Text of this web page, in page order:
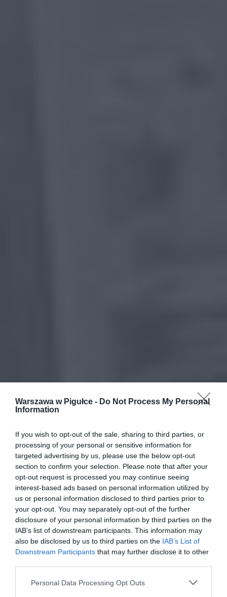
Warszawa w Pigułce - Do Not Process My Personal
Information
If you wish to opt-out of the sale, sharing to third parties, or
processing of your personal or sensitive information for
targeted advertising by us, please use the below opt-out
section to confirm your selection. Please note that after your
opt-out request is processed you may continue seeing
interest-based ads based on personal information utilized by
us or personal information disclosed to third parties prior to
your opt-out. You may separately opt-out of the further
disclosure of your personal information by third parties on the
IAB’s list of downstream participants. This information may
also be disclosed by us to third parties on the IAB’s List of
Downstream Participants that may further disclose it to other
Personal Data Processing Opt Outs